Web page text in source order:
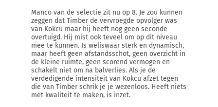
Manco van de selectie zit nu op 8. Je zou kunnen
zeggen dat Timber de vervroegde opvolger was
van Kokcu maar hij heeft nog geen seconde
overtuigd. Hij mist ook teveel om op dit niveau
mee te kunnen. Is weliswaar sterk en dynamisch,
maar heeft geen afstandsschot, geen overzicht in
de kleine ruimte, geen scorend vermogen en
schakelt niet om na balverlies. Als je de
verdedigende intensiteit van Kokcu afzet tegen
die van Timber schrik je je wezenloos. Heeft niets
met kwaliteit te maken, is inzet.